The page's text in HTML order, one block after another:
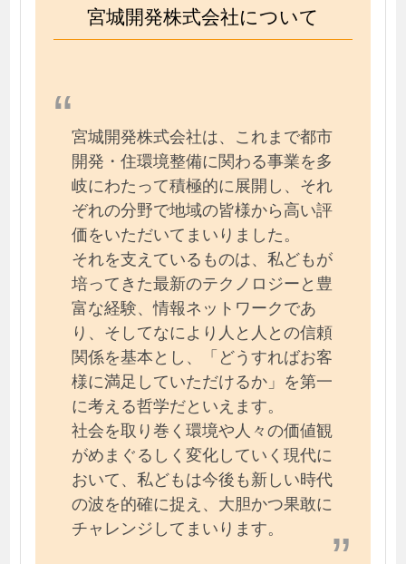
宮城開発株式会社について
宮城開発株式会社は、これまで都市
開発・住環境整備に関わる事業を多
岐にわたって積極的に展開し、それ
ぞれの分野で地域の皆様から高い評
価をいただいてまいりました。
それを支えているものは、私どもが
培ってきた最新のテクノロジーと豊
富な経験、情報ネットワークであ
り、そしてなにより人と人との信頼
関係を基本とし、「どうすればお客
様に満足していただけるか」を第一
に考える哲学だといえます。
社会を取り巻く環境や人々の価値観
がめまぐるしく変化していく現代に
おいて、私どもは今後も新しい時代
の波を的確に捉え、大胆かつ果敢に
チャレンジしてまいります。